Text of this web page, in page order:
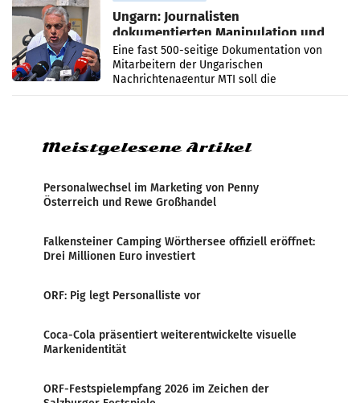
Ungarn: Journalisten
dokumentierten Manipulation und
Zensur
Eine fast 500-seitige Dokumentation von
Mitarbeitern der Ungarischen
Nachrichtenagentur MTI soll die
systematische Nachrichten-Manipulation und
Meistgelesene Artikel
Personalwechsel im Marketing von Penny
Österreich und Rewe Großhandel
Falkensteiner Camping Wörthersee offiziell eröffnet:
Drei Millionen Euro investiert
ORF: Pig legt Personalliste vor
Coca-Cola präsentiert weiterentwickelte visuelle
Markenidentität
ORF-Festspielempfang 2026 im Zeichen der